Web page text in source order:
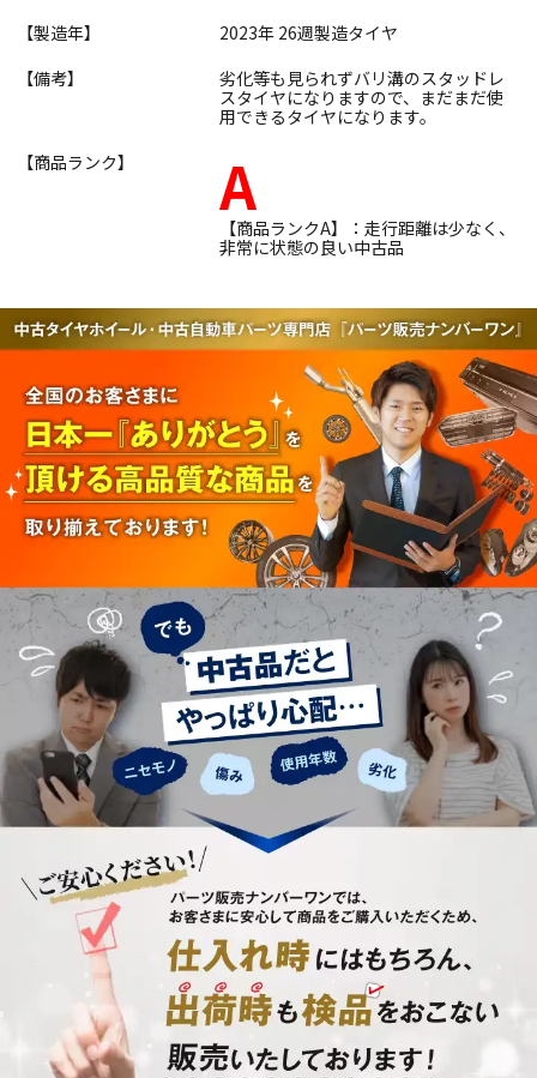
【製造年】
2023年 26週製造タイヤ
【備考】
劣化等も見られずバリ溝のスタッドレ
スタイヤになりますので、まだまだ使
用できるタイヤになります。
【商品ランク】
A
【商品ランクA】：走行距離は少なく、
非常に状態の良い中古品